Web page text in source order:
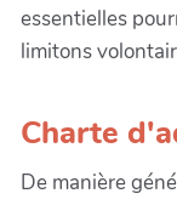
essentielles
limitons
Charte
De manière